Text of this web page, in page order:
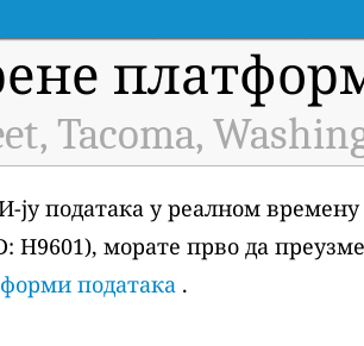
Tacoma,
података у реалном
H9601), морате прво да
података .